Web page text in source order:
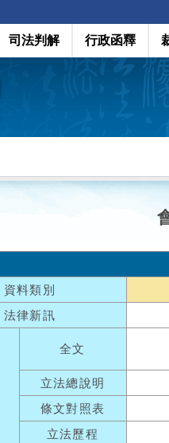
司法判解 行政函釋
資料類別
法律新訊
全文
立法總說明
條文對照表
立法歷程